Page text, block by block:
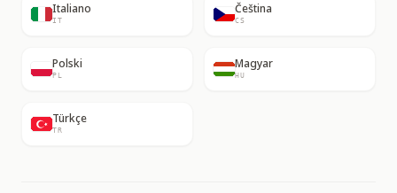
Italiano
IT
Čeština
CS
Polski
PL
Magyar
HU
Türkçe
TR